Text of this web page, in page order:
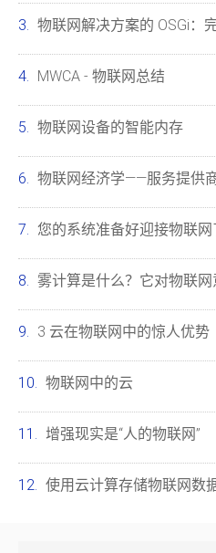
物联网解决方案的 OSGi：
MWCA - 物联网总结
物联网设备的智能内存
物联网经济学——服务提供
您的系统准备好迎接物联网
雾计算是什么？它对物联网
3 云在物联网中的惊人优势
物联网中的云
增强现实是“人的物联网”
使用云计算存储物联网数